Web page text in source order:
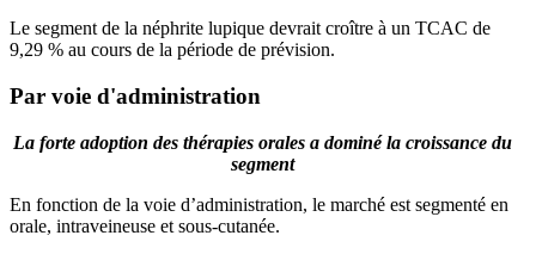
Le segment de la néphrite lupique devrait croître à un TCAC de
9,29 % au cours de la période de prévision.
Par voie d'administration
La forte adoption des thérapies orales a dominé la croissance du
segment
En fonction de la voie d’administration, le marché est segmenté en
orale, intraveineuse et sous-cutanée.